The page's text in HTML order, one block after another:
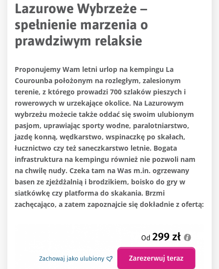
Lazurowe Wybrzeże –
spełnienie marzenia o
prawdziwym relaksie
Proponujemy Wam letni urlop na kempingu La
Courounba położonym na rozległym, zalesionym
terenie, z którego prowadzi 700 szlaków pieszych i
rowerowych w urzekające okolice. Na Lazurowym
wybrzeżu możecie także oddać się swoim ulubionym
pasjom, uprawiając sporty wodne, paralotniarstwo,
jazdę konną, wędkarstwo, wspinaczkę po skałach,
łucznictwo czy też saneczkarstwo letnie. Bogata
infrastruktura na kempingu również nie pozwoli nam
na chwilę nudy. Czeka tam na Was m.in. ogrzewany
basen ze zjeżdżalnią i brodzikiem, boisko do gry w
siatkówkę czy platforma do skakania. Brzmi
zachęcająco, a zatem zapoznajcie się dokładnie z ofertą: